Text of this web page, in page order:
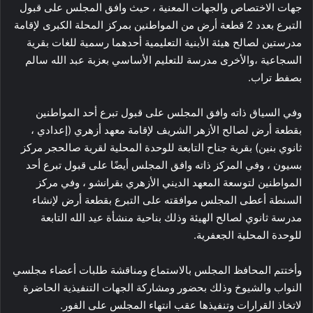
جهات الاختصاص والجهات المعنية ، حيث وافق المجلس على قبول
التبرع بعدد 2 قطعة أرض من المواطنين بمركز المحلة الكبرى لإقامة
مدرستين لصالح هيئة الأبنية التعليمية أحدهما رسمية للغات بقرية
السجاعية ،والأخرى مدرسة للتعليم الأساسي بعزبة عبد الله سالم
بصفط تراب.
وفي السياق ذاته وافق المجلس على قبول تبرع أحد المواطنين
بقطعة أرض لصالح الأزهر الشريف لإقامة معهد أزهري (إعدادي ،
ثانوي بنين) بقرية جناح التابعة للوحدة المحلية لقرية صالحجر مركز
بسيون ، وفي المركز ذاته وافق المجلس أيضًا على قبول تبرع أحد
المواطنين لتوسعة المعهد الديني الأزهري بقرانشو ، وفي مركز
السنطة أعطى المجلس موافقته على التبرع بقطعة أرض لإنشاء
مدرسة ثانوي لصالح الهيئة وذلك بناحية منشأة عيد الله التابعة
للوحدة المحلية الجعفرية.
وأختتم المحافظ المجلس بالاستماع ومناقشة طلبات أعضاء مجلسي
النواب والشيوخ وذلك بحضور ومشاركة الجهات التنفيذية الحاضرة
لاتخاذ القرارات وتنفيذها عقب انتهاء المجلس على الفور.